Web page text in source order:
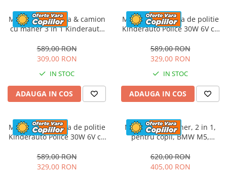
Masinuta electrica & camion
cu maner 3 in 1 Kinderauto
tapitat, music player
589,00 RON
309,00 RON
IN STOC
ADAUGA IN COS
Masinuta electrica de politie
Kinderauto Police 30W 6V cu
bluetooth, culoare Alb
589,00 RON
329,00 RON
IN STOC
ADAUGA IN COS
Masinuta electrica de politie
Kinderauto Police 30W 6V cu
bluetooth, culoare Rosu
589,00 RON
329,00 RON
Masinuta cu maner, 2 in 1,
pentru copii, BMW M5,
620,00 RON
405,00 RON